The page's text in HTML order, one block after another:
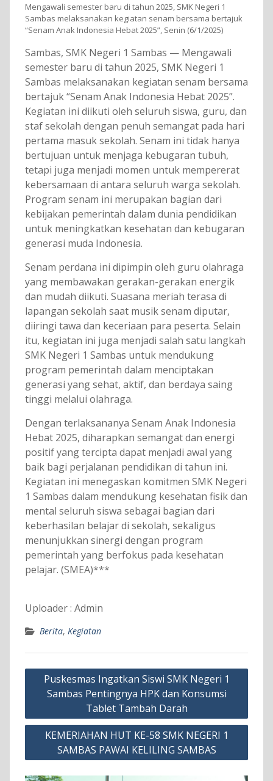
Mengawali semester baru di tahun 2025, SMK Negeri 1
Sambas melaksanakan kegiatan senam bersama bertajuk
“Senam Anak Indonesia Hebat 2025”, Senin (6/1/2025)
Sambas, SMK Negeri 1 Sambas — Mengawali
semester baru di tahun 2025, SMK Negeri 1
Sambas melaksanakan kegiatan senam bersama
bertajuk “Senam Anak Indonesia Hebat 2025”.
Kegiatan ini diikuti oleh seluruh siswa, guru, dan
staf sekolah dengan penuh semangat pada hari
pertama masuk sekolah. Senam ini tidak hanya
bertujuan untuk menjaga kebugaran tubuh,
tetapi juga menjadi momen untuk mempererat
kebersamaan di antara seluruh warga sekolah.
Program senam ini merupakan bagian dari
kebijakan pemerintah dalam dunia pendidikan
untuk meningkatkan kesehatan dan kebugaran
generasi muda Indonesia.
Senam perdana ini dipimpin oleh guru olahraga
yang membawakan gerakan-gerakan energik
dan mudah diikuti. Suasana meriah terasa di
lapangan sekolah saat musik senam diputar,
diiringi tawa dan keceriaan para peserta. Selain
itu, kegiatan ini juga menjadi salah satu langkah
SMK Negeri 1 Sambas untuk mendukung
program pemerintah dalam menciptakan
generasi yang sehat, aktif, dan berdaya saing
tinggi melalui olahraga.
Dengan terlaksananya Senam Anak Indonesia
Hebat 2025, diharapkan semangat dan energi
positif yang tercipta dapat menjadi awal yang
baik bagi perjalanan pendidikan di tahun ini.
Kegiatan ini menegaskan komitmen SMK Negeri
1 Sambas dalam mendukung kesehatan fisik dan
mental seluruh siswa sebagai bagian dari
keberhasilan belajar di sekolah, sekaligus
menunjukkan sinergi dengan program
pemerintah yang berfokus pada kesehatan
pelajar. (SMEA)***
Uploader : Admin
Berita, Kegiatan
Navigasi
Puskesmas Ingatkan Siswi SMK Negeri 1
Sambas Pentingnya HPK dan Konsumsi
Tablet Tambah Darah
KEMERIAHAN HUT KE-58 SMK NEGERI 1
SAMBAS PAWAI KELILING SAMBAS